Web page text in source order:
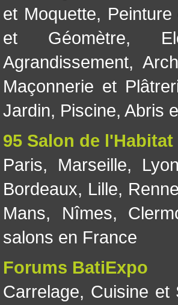
et Moquette,
et Géomètre,
Agrandissement,
Maçonnerie et
Jardin, Piscine, Abris
95 Salon de
Paris, Marseille, Lyon
Bordeaux, Lille,
Mans, Nîmes,
salons en France
Forums BatiExpo
Carrelage, Cuisine et